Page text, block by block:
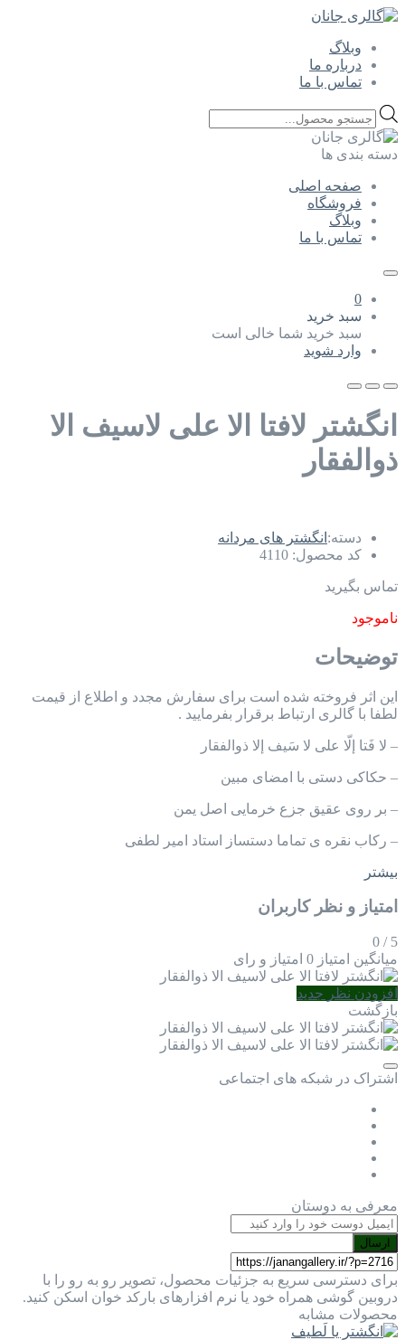
وبلاگ
درباره ما
تماس با ما
Products
search
دسته بندی ها
صفحه اصلی
فروشگاه
وبلاگ
تماس با ما
0
سبد خرید
سبد خرید شما خالی است
وارد شوید
انگشتر لافتا الا علی لاسیف الا
ذوالفقار
دسته: انگشتر های مردانه
کد محصول: 4110
تماس بگیرید
ناموجود
توضیحات
این اثر فروخته شده است برای سفارش مجدد و اطلاع از قیمت
لطفا با گالری ارتباط برقرار بفرمایید .
– لا فَتا إلّا علی لا سَیف إلا ذوالفقار
– حکاکی دستی با امضای مبین
– بر روی عقیق جزع خرمایی اصل یمن
– رکاب نقره ی تماما دستساز استاد امیر لطفی
بیشتر
امتیاز و نظر کاربران
5
/
0
میانگین امتیاز 0 امتیاز و رای
افزودن نظر جدید
بازگشت
اشتراک در شبکه های اجتماعی
معرفی به دوستان
ارسال
برای دسترسی سریع به جزئیات محصول، تصویر رو به رو را با
دروبین گوشی همراه خود یا نرم افزارهای بارکد خوان اسکن کنید.
محصولات مشابه